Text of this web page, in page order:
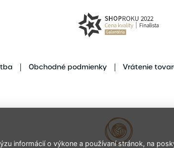
Obchodné podmienky Vrátenie
informácií o výkone a používaní stránok, na